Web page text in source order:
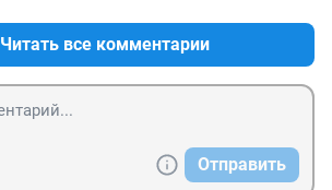
Читать все комментарии
Отправить